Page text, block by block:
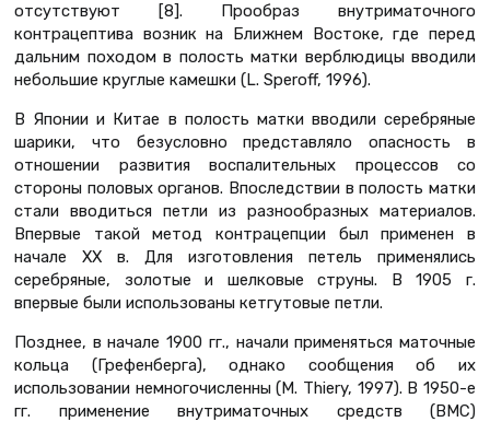
отсутствуют [8]. Прообраз внутриматочного
контрацептива возник на Ближнем Востоке, где перед
дальним походом в полость матки верблюдицы вводили
небольшие круглые камешки (L. Speroff, 1996).
В Японии и Китае в полость матки вводили серебряные
шарики, что безусловно представляло опасность в
отношении развития воспалительных процессов со
стороны половых органов. Впоследствии в полость матки
стали вводиться петли из разнообразных материалов.
Впервые такой метод контрацепции был применен в
начале ХХ в. Для изготовления петель применялись
серебряные, золотые и шелковые струны. В 1905 г.
впервые были использованы кетгутовые петли.
Позднее, в начале 1900 гг., начали применяться маточные
кольца (Грефенберга), однако сообщения об их
использовании немногочисленны (M. Thiery, 1997). В 1950-е
гг. применение внутриматочных средств (ВМС)